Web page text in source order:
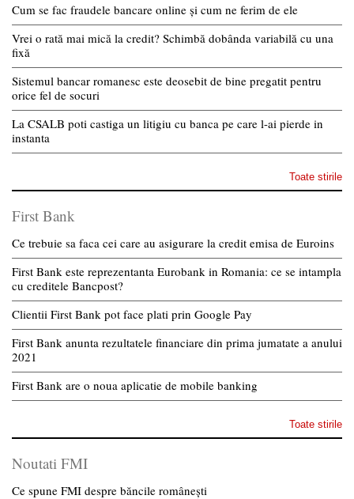
Cum se fac fraudele bancare online și cum ne ferim de ele
Vrei o rată mai mică la credit? Schimbă dobânda variabilă cu una
fixă
Sistemul bancar romanesc este deosebit de bine pregatit pentru
orice fel de socuri
La CSALB poti castiga un litigiu cu banca pe care l-ai pierde in
instanta
Toate stirile
First Bank
Ce trebuie sa faca cei care au asigurare la credit emisa de Euroins
First Bank este reprezentanta Eurobank in Romania: ce se intampla
cu creditele Bancpost?
Clientii First Bank pot face plati prin Google Pay
First Bank anunta rezultatele financiare din prima jumatate a anului
2021
First Bank are o noua aplicatie de mobile banking
Toate stirile
Noutati FMI
Ce spune FMI despre băncile românești